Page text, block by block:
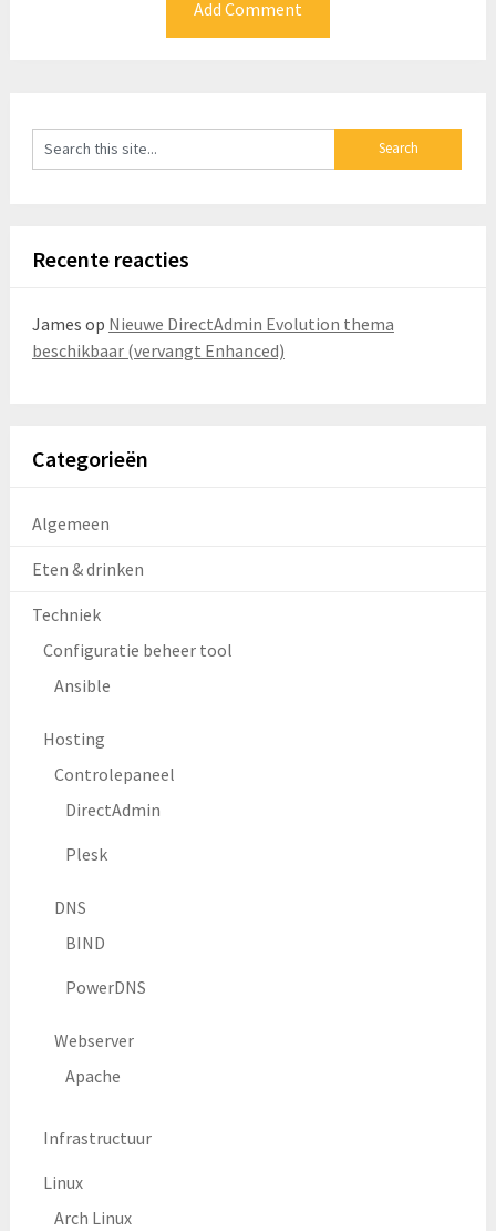
Recente reacties
James op Nieuwe DirectAdmin Evolution thema
beschikbaar (vervangt Enhanced)
Categorieën
Algemeen
Eten & drinken
Techniek
Configuratie beheer tool
Ansible
Hosting
Controlepaneel
DirectAdmin
Plesk
DNS
BIND
PowerDNS
Webserver
Apache
Infrastructuur
Linux
Arch Linux